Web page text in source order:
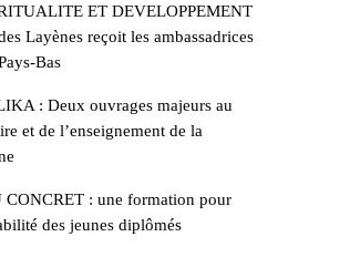
ET DEVELOPPEMENT
Layènes reçoit les ambassadrices
Bas
: Deux ouvrages majeurs au
et de l’enseignement de la
: une formation pour
des jeunes diplômés